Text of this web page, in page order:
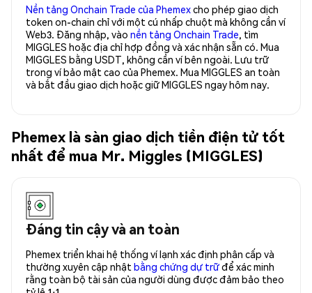
Nền tảng Onchain Trade của Phemexcho phép giao dịch
token on-chain chỉ với một cú nhấp chuột mà không cần ví
Web3. Đăng nhập, vào nền tảng Onchain Trade, tìm
MIGGLES hoặc địa chỉ hợp đồng và xác nhận sẵn có. Mua
MIGGLES bằng USDT, không cần ví bên ngoài. Lưu trữ
trong ví bảo mật cao của Phemex. Mua MIGGLES an toàn
và bắt đầu giao dịch hoặc giữ MIGGLES ngay hôm nay.
Phemex là sàn giao dịch tiền điện tử tốt
nhất để mua Mr. Miggles (MIGGLES)
Đáng tin cậy và an toàn
Phemex triển khai hệ thống ví lạnh xác định phân cấp và
thường xuyên cập nhật bằng chứng dự trữđể xác minh
rằng toàn bộ tài sản của người dùng được đảm bảo theo